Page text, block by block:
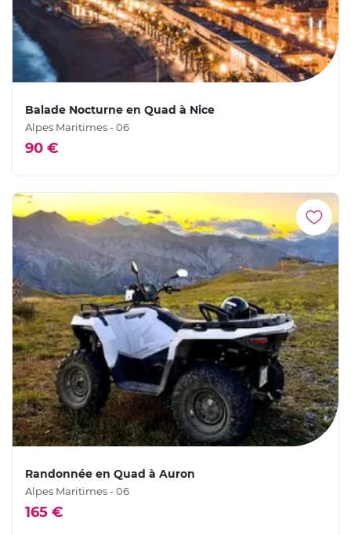
Balade Nocturne en Quad à Nice
Alpes Maritimes - 06
90 €
Randonnée en Quad à Auron
Alpes Maritimes - 06
165 €